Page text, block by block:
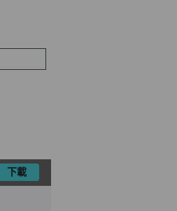
下載